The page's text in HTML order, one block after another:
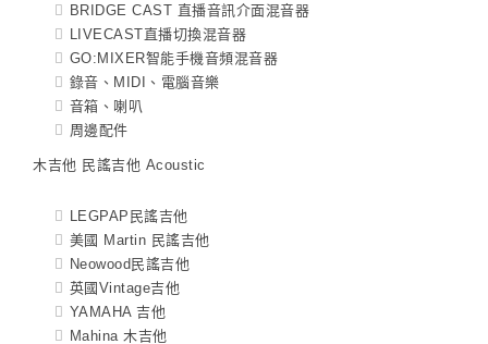
BRIDGE CAST 直播音訊介面混音器
LIVECAST直播切換混音器
GO:MIXER智能手機音頻混音器
錄音、MIDI、電腦音樂
音箱、喇叭
周邊配件
木吉他 民謠吉他 Acoustic
LEGPAP民謠吉他
美國 Martin 民謠吉他
Neowood民謠吉他
英國Vintage吉他
YAMAHA 吉他
Mahina 木吉他